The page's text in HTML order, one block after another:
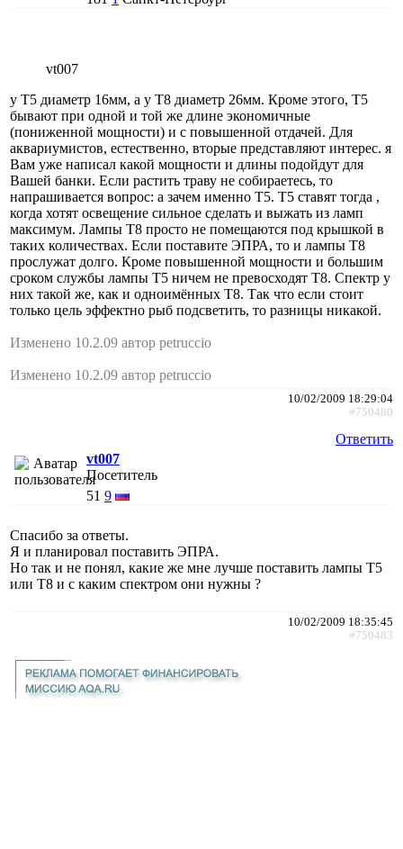
vt007
у Т5 диаметр 16мм, а у Т8 диаметр 26мм. Кроме этого, Т5
бывают при одной и той же длине экономичные
(пониженной мощности) и с повышенной отдачей. Для
аквариумистов, естественно, вторые представляют интерес. я
Вам уже написал какой мощности и длины подойдут для
Вашей банки. Если растить траву не собираетесь, то
напрашивается вопрос: а зачем именно Т5. Т5 ставят тогда ,
когда хотят освещение сильное сделать и выжать из ламп
максимум. Лампы Т8 просто не помещаются под крышкой в
таких количествах. Если поставите ЭПРА, то и лампы Т8
прослужат долго. Кроме повышенной мощности и большим
сроком службы лампы Т5 ничем не превосходят Т8. Спектр у
них такой же, как и одноимённых Т8. Так что если стоит
только цель эффектно рыб подсветить, то разницы никакой.
Изменено 10.2.09 автор petruccio
Изменено 10.2.09 автор petruccio
10/02/2009 18:29:04
#750480
Ответить
vt007
Посетитель
51 9
Спасибо за ответы.
Я и планировал поставить ЭПРА.
Но так и не понял, какие же мне лучше поставить лампы Т5
или Т8 и с каким спектром они нужны ?
10/02/2009 18:35:45
#750483